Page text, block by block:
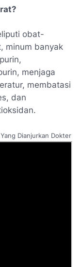
obat-
minum banyak
menjaga
membatasi
dan
Dianjurkan Dokter